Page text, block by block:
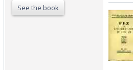
See the book